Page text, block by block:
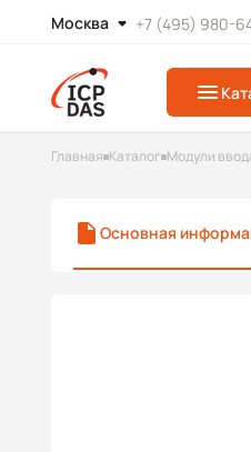
Москва +7 (495) 980-
Главная Каталог Модули
Основная